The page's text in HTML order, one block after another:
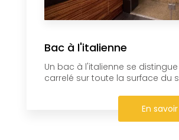
Bac à l'italienne
Un bac à l'italienne se
carrelé sur toute la surface du
En